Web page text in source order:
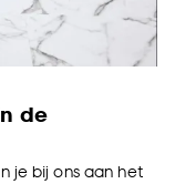
de
je bij ons aan het